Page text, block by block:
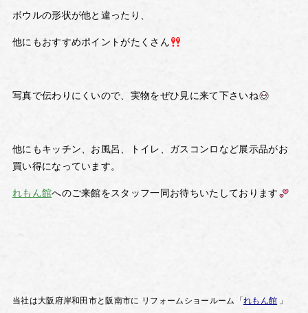
ボウルの形状が他と違ったり、
他にもおすすめポイントがたくさん
写真で伝わりにくいので、実物をぜひ見に来て下さいね
他にもキッチン、お風呂、トイレ、ガスコンロなど展示品がお
買い得になっています。
れもん館へのご来館をスタッフ一同お待ちいたしております
当社は大阪府岸和田市と阪南市に リフォームショールーム「 れもん館 」